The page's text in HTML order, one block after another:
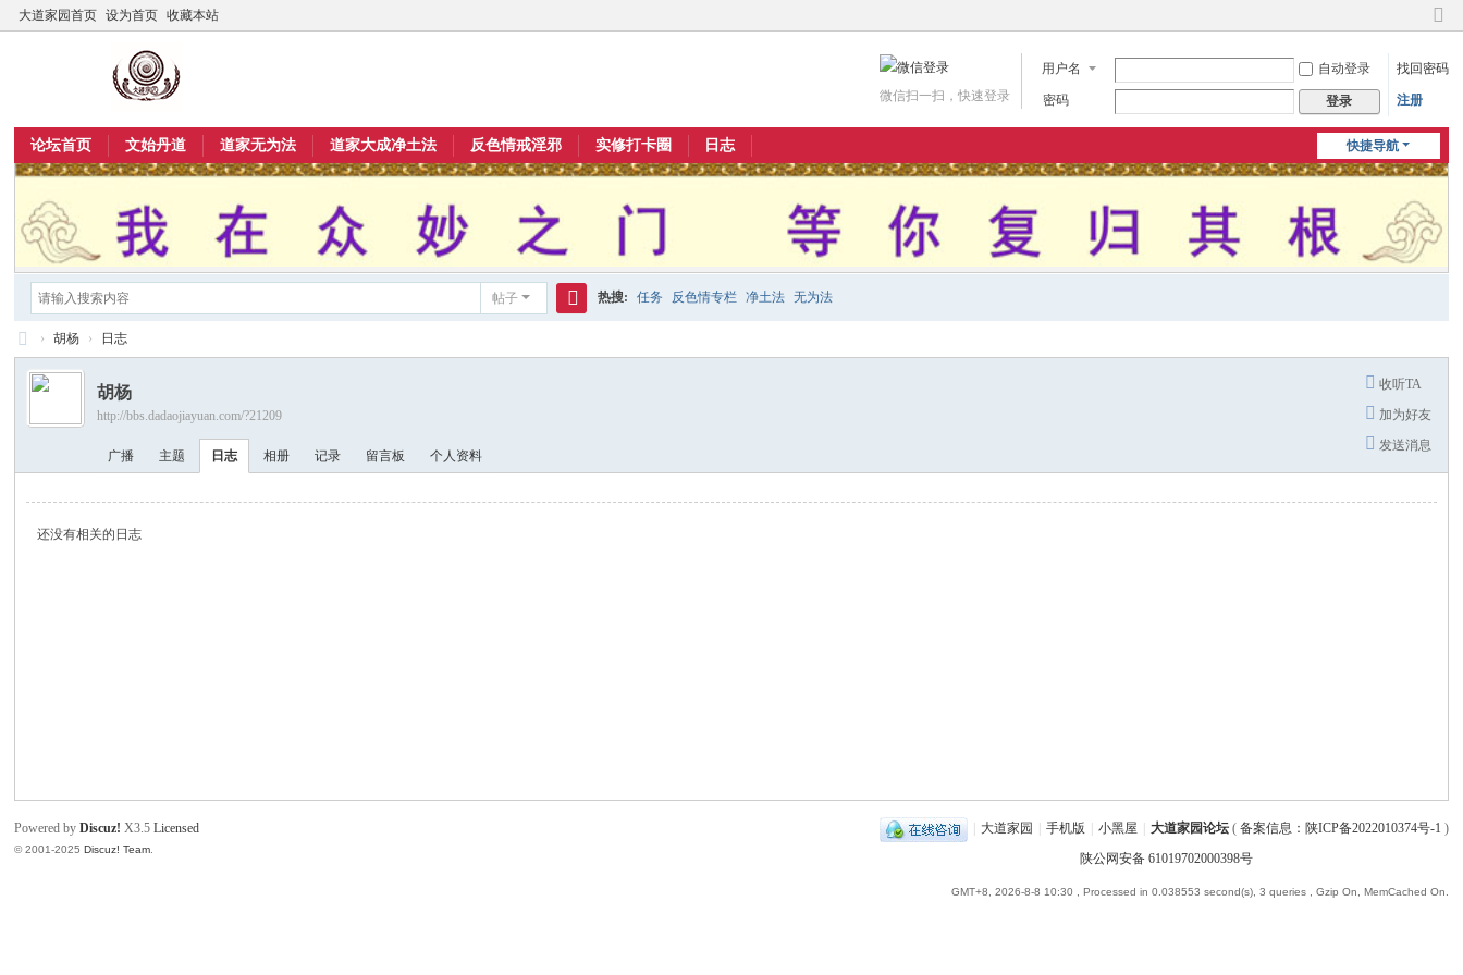
大道家园首页 设为首页 收藏本站
切
到
用户名 自动登录 找回密码
密码 登录 注册
微信扫一扫，快速登录
快捷导航
论坛首页 文始丹道 道家无为法 道家大成净土法 反色情戒淫邪 实修打卡圈 日志
帖子
索
热搜: 任务 反色情专栏 净土法 无为法
大
家
› 胡杨 › 日志
收听TA
加为好友
发送消息
胡杨
http://bbs.dadaojiayuan.com/?21209
广播 主题 日志 相册 记录 留言板 个人资料
还没有相关的日志
大道家园 手机版 小黑屋 大道家园论坛( 备案信息：陕ICP备2022010374号-1 )
陕公网安备 61019702000398号
GMT+8, 2026-8-8 10:30 , Processed in 0.038553 second(s), 3 queries , Gzip On, MemCached On.
Powered byDiscuz! X3.5 Licensed
© 2001-2025Discuz! Team